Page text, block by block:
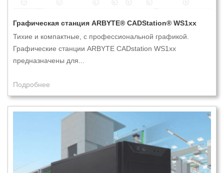
Графическая станция ARBYTE® CADStation® WS1xx
Тихие и компактные, с профессиональной графикой.
Графические станции ARBYTE CADstation WS1xx
предназначены для...
Подробнее